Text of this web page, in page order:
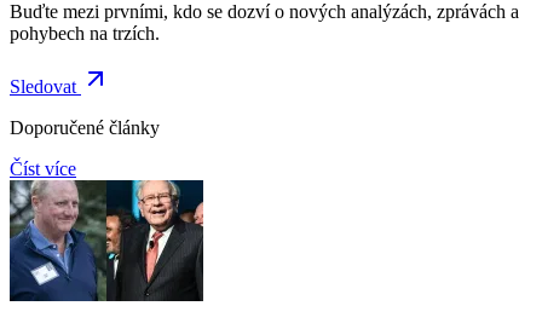
Buďte mezi prvními, kdo se dozví o nových analýzách, zprávách a
pohybech na trzích.
Sledovat
Doporučené články
Číst více